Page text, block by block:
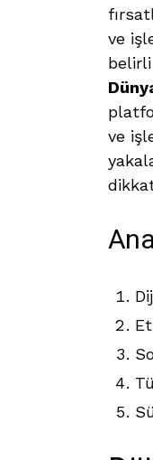
ve
ve